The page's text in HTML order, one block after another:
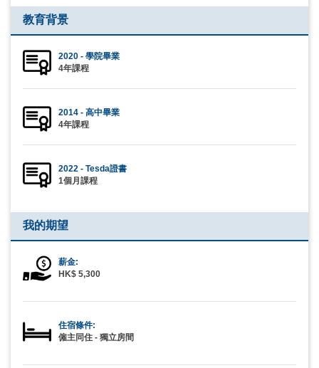
教育背景
2020 - 學院畢業
4年課程
2014 - 高中畢業
4年課程
2022 - Tesda證書
1個月課程
我的期望
薪金:
HK$ 5,300
住宿條件:
僱主同住 - 獨立房間